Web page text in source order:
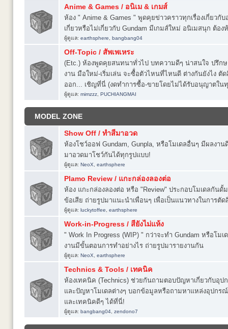
Anime & Games / อนิเม & เกมส์
ห้อง " Anime & Games " พูดคุยข่าวคราวทุกเรื่องเกี่ยวกั
เกี่ยวหรือไม่เกี่ยวกับ Gundam มีเกมส์ใหม่ อนิเมสนุก ต้อง
ผู้ดูแล: earthsphere bangbang04
Off-Topic / สัพเพเหระ
(Etc.) ห้องพูดคุยสนทนาทั่วไป บทความดีๆ น่าสนใจ ปรึกษ
งาน มือใหม่-เริ่มเล่น จะซื้่อตัวไหนที่ไหนดี ต่างกันยังไง ตั
ออก... เชิญที่นี่ (งดทำการซื้อ-ขายโดยไม่ได้รับอนุญาตใน
ผู้ดูแล: mimzzz, PUCHIANGMAI
MODEL ZONE
Show Off / ทำสีมาอวด
ห้องโชว์ออฟ Gundam, Gunpla, หรือโมเดลอื่นๆ มีผลงาน
มาอวดมาโชว์กันได้ทุกรูปแบบ!
ผู้ดูแล: NeoX earthsphere
Plamo Review / แกะกล่องลองต่อ
ห้อง แกะกล่องลองต่อ หรือ "Review" ประกอบโมเดลกันดั้
ข้อเสีย ถ่ายรูปมาแนะนำเพื่อนๆ เพื่อเป็นแนวทางในการตั
ผู้ดูแล: luckytoffee earthsphere
Work-in-Progress / สียังไม่แห้ง
" Work In Progress (WIP) " กว่าจะทำ Gundam หรือโมเ
งานมีขั้นตอนการทำอย่างไร ถ่ายรูปมารายงานกัน
ผู้ดูแล: NeoX earthsphere
Technics & Tools / เทคนิค
ห้องเทคนิค (Technics) ช่วยกันถามตอบปัญหาเกี่ยวกับอุ
และปัญหาโมเดลต่างๆ บอกข้อมูลหรือถามหาแหล่งอุปกร
และเทคนิคดีๆ ได้ที่นี่!
ผู้ดูแล: bangbang04, zendono7